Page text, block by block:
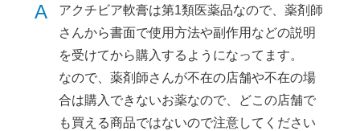
A
アクチビア軟膏は第1類医薬品なので、薬剤師
さんから書面で使用方法や副作用などの説明
を受けてから購入するようになってます。
なので、薬剤師さんが不在の店舗や不在の場
合は購入できないお薬なので、どこの店舗で
も買える商品ではないので注意してください